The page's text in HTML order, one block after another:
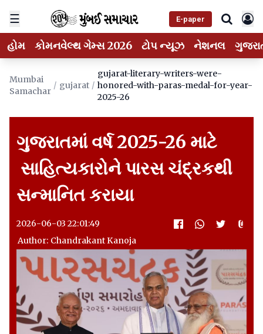
☰ E-paper
હોમ કોમનવેલ્થ ગેમ્સ 2026 ટોપ ન્યૂઝ નેશનલ
Mumbai
Samachar
/ gujarat /
gujarat-literary-writers-were-
honored-with-paras-medal-for-year-
2025-26
ગુજરાતમાં વર્ષ 2025-26 માટે
સાહિત્યકારોને પારસ ચંદ્રકથી
સન્માનિત કરાયા
2026-06-03 22:01:49
Author: Chandrakant Kanoja